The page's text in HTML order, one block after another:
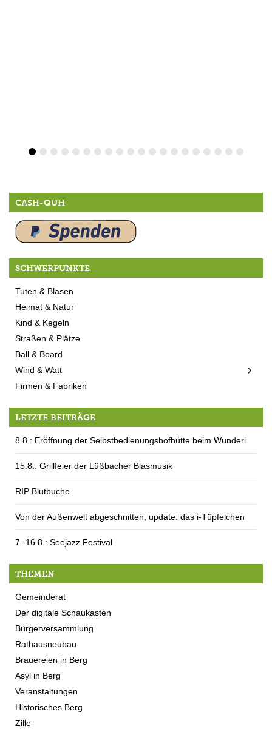
CASH-QUH
SCHWERPUNKTE
Tuten & Blasen
Heimat & Natur
Kind & Kegeln
Straßen & Plätze
Ball & Board
Wind & Watt
Firmen & Fabriken
LETZTE BEITRÄGE
8.8.: Eröffnung der Selbstbedienungshofhütte beim Wunderl
15.8.: Grillfeier der Lüßbacher Blasmusik
RIP Blutbuche
Von der Außenwelt abgeschnitten, update: das i-Tüpfelchen
7.-16.8.: Seejazz Festival
THEMEN
Gemeinderat
Der digitale Schaukasten
Bürgerversammlung
Rathausneubau
Brauereien in Berg
Asyl in Berg
Veranstaltungen
Historisches Berg
Zille